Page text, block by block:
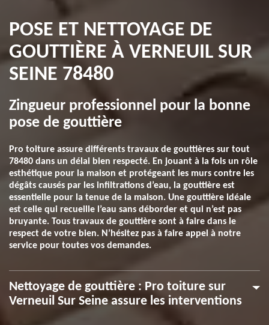
POSE ET NETTOYAGE DE
GOUTTIÈRE À VERNEUIL SUR
SEINE 78480
Zingueur professionnel pour la bonne
pose de gouttière
Pro toiture assure différents travaux de gouttières sur tout
78480 dans un délai bien respecté. En jouant à la fois un rôle
esthétique pour la maison et protégeant les murs contre les
dégâts causés par les infiltrations d’eau, la gouttière est
essentielle pour la tenue de la maison. Une gouttière idéale
est celle qui recueille l’eau sans déborder et qui n’est pas
bruyante. Tous travaux de gouttière sont à faire dans le
respect de votre bien. N’hésitez pas à faire appel à notre
service pour toutes vos demandes.
Nettoyage de gouttière : Pro toiture sur
Verneuil Sur Seine assure les interventions